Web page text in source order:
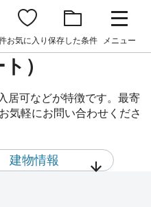
お気に入り 保存した条件 メニュー
）
居可などが特徴です。最寄
気軽にお問い合わせくださ
建物情報